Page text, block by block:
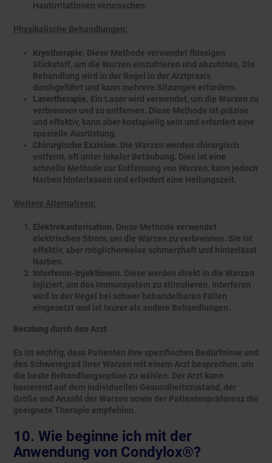
Hautirritationen verursachen.
Physikalische Behandlungen:
Kryotherapie. Diese Methode verwendet flüssigen
Stickstoff, um die Warzen einzufrieren und abzutöten. Die
Behandlung wird in der Regel in der Arztpraxis
durchgeführt und kann mehrere Sitzungen erfordern.
Lasertherapie. Ein Laser wird verwendet, um die Warzen zu
verbrennen und zu entfernen. Diese Methode ist präzise
und effektiv, kann aber kostspielig sein und erfordert eine
spezielle Ausrüstung.
Chirurgische Exzision. Die Warzen werden chirurgisch
entfernt, oft unter lokaler Betäubung. Dies ist eine
schnelle Methode zur Entfernung von Warzen, kann jedoch
Narben hinterlassen und erfordert eine Heilungszeit.
Weitere Alternativen:
Elektrokauterisation. Diese Methode verwendet
elektrischen Strom, um die Warzen zu verbrennen. Sie ist
effektiv, aber möglicherweise schmerzhaft und hinterlässt
Narben.
Interferon-Injektionen. Diese werden direkt in die Warzen
injiziert, um das Immunsystem zu stimulieren. Interferon
wird in der Regel bei schwer behandelbaren Fällen
eingesetzt und ist teurer als andere Behandlungen.
Beratung durch den Arzt
Es ist wichtig, dass Patienten ihre spezifischen Bedürfnisse und
den Schweregrad ihrer Warzen mit einem Arzt besprechen, um
die beste Behandlungsoption zu wählen. Der Arzt kann
basierend auf dem individuellen Gesundheitszustand, der
Größe und Anzahl der Warzen sowie der Patientenpräferenz die
geeignete Therapie empfehlen.
10. Wie beginne ich mit der
Anwendung von Condylox®?